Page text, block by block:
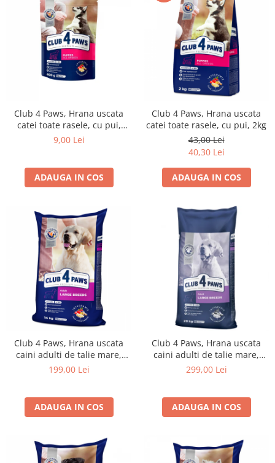
Club 4 Paws, Hrana uscata
catei toate rasele, cu pui,
400g
9,00 Lei
ADAUGA IN COS
Club 4 Paws, Hrana uscata
catei toate rasele, cu pui, 2kg
43,00 Lei
40,30 Lei
ADAUGA IN COS
Club 4 Paws, Hrana uscata
caini adulti de talie mare,
14kg
199,00 Lei
ADAUGA IN COS
Club 4 Paws, Hrana uscata
caini adulti de talie mare,
20kg
299,00 Lei
ADAUGA IN COS